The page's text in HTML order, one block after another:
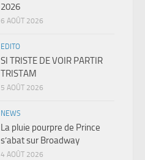
2026
6 AOÛT 2026
EDITO
SI TRISTE DE VOIR PARTIR
TRISTAM
5 AOÛT 2026
NEWS
La pluie pourpre de Prince
s’abat sur Broadway
4 AOÛT 2026